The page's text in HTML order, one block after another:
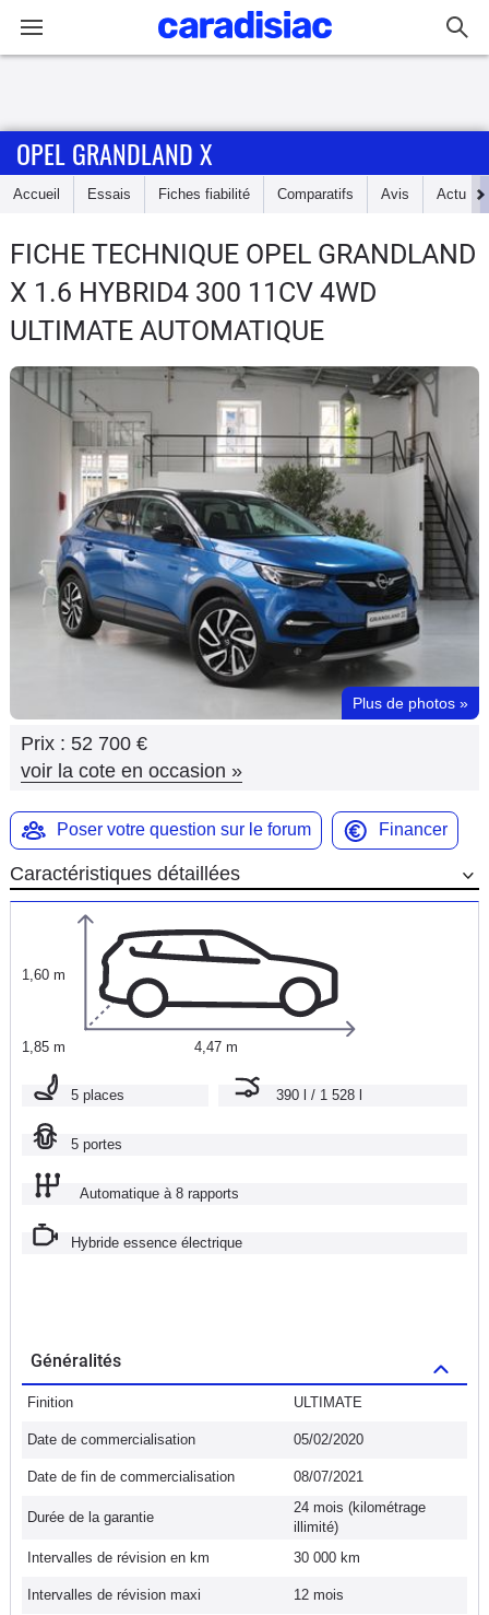
Accueil
Essais
Guide
d'achat
Electriques
Utilitaires
Flottes
Services
Marques
OPEL GRANDLAND X
Accueil Essais Fiches fiabilité Comparatifs Avis Actu
FICHE TECHNIQUE OPEL GRANDLAND
X 1.6 HYBRID4 300 11CV 4WD
ULTIMATE AUTOMATIQUE
Plus de photos »
Prix : 52 700 €
voir la cote en occasion »
Poser votre question sur le forum Financer
Caractéristiques détaillées
1,60 m
1,85 m 4,47 m
5 places 390 l / 1 528 l
5 portes
Automatique à 8 rapports
Hybride essence électrique
Généralités
Finition ULTIMATE
Date de commercialisation 05/02/2020
Date de fin de commercialisation 08/07/2021
Durée de la garantie
24 mois (kilométrage
illimité)
Intervalles de révision en km
30 000 km
Intervalles de révision maxi
12 mois